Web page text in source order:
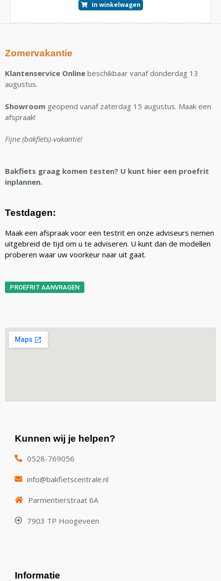
In winkelwagen
Zomervakantie
Klantenservice Online beschikbaar vanaf donderdag 13
augustus.
Showroom geopend vanaf zaterdag 15 augustus. Maak een
afspraak!
Fijne (bakfiets)-vakantie!
Bakfiets graag komen testen? U kunt hier een proefrit
inplannen.
Testdagen:
Maak een afspraak voor een testrit en onze adviseurs nemen
uitgebreid de tijd om u te adviseren. U kunt dan de modellen
proberen waar uw voorkeur naar uit gaat.
PROEFRIT AANVRAGEN
Kunnen wij je helpen?
0528-769056
info@bakfietscentrale.nl
Parmentierstraat 6A
7903 TP Hoogeveen
Informatie